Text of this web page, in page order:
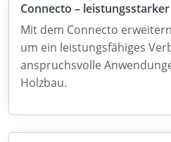
Connecto –
Mit dem Connecto
um ein leistungsfähiges
anspruchsvolle
Holzbau.